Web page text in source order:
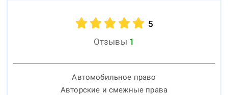
5
Отзывы 1
Автомобильное право
Авторские и смежные права